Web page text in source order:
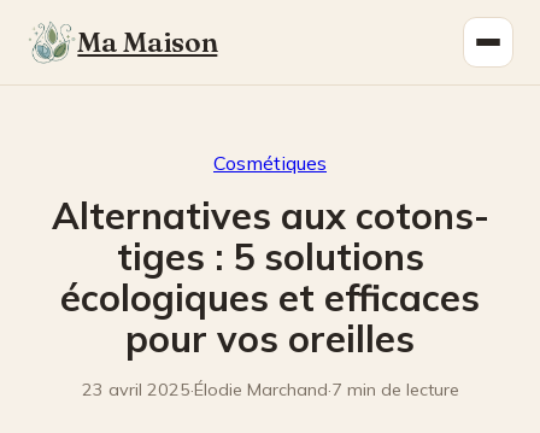
Ma Maison
Cosmétiques
Alternatives aux cotons-
tiges : 5 solutions
écologiques et efficaces
pour vos oreilles
23 avril 2025·Élodie Marchand·7 min de lecture